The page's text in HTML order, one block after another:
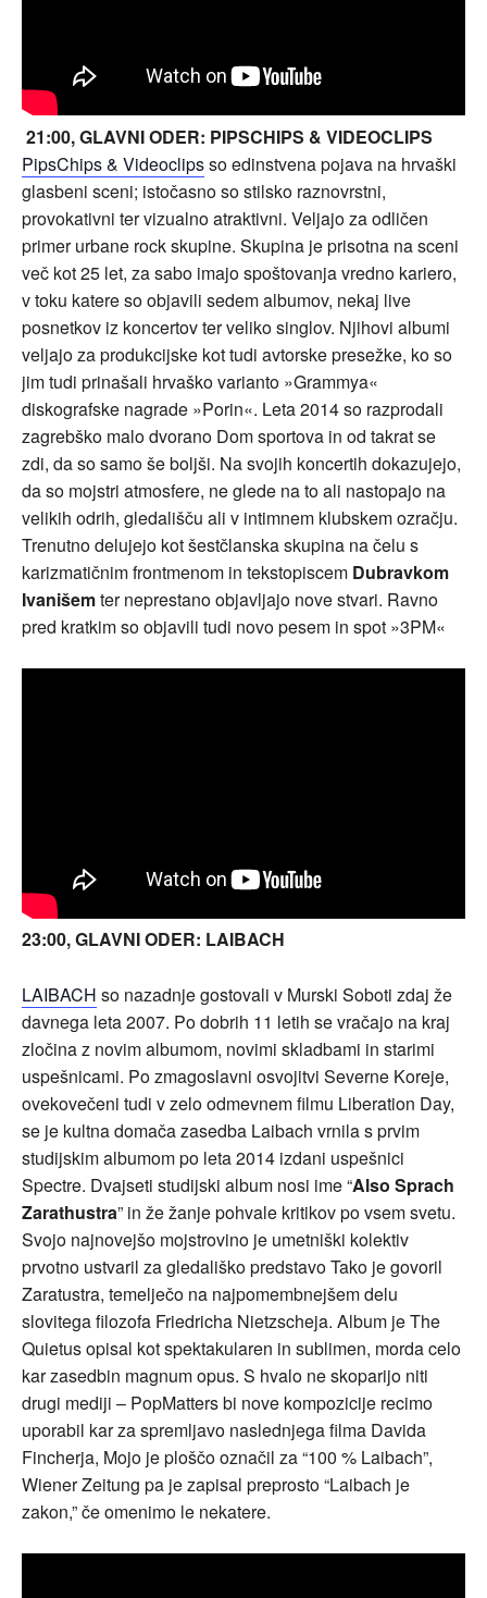
21:00, GLAVNI ODER: PIPSCHIPS & VIDEOCLIPS
PipsChips & Videoclipsso edinstvena pojava na hrvaški
glasbeni sceni; istočasno so stilsko raznovrstni,
provokativni ter vizualno atraktivni. Veljajo za odličen
primer urbane rock skupine. Skupina je prisotna na sceni
več kot 25 let, za sabo imajo spoštovanja vredno kariero,
v toku katere so objavili sedem albumov, nekaj live
posnetkov iz koncertov ter veliko singlov. Njihovi albumi
veljajo za produkcijske kot tudi avtorske presežke, ko so
jim tudi prinašali hrvaško varianto »Grammya«
diskografske nagrade »Porin«. Leta 2014 so razprodali
zagrebško malo dvorano Dom sportova in od takrat se
zdi, da so samo še boljši. Na svojih koncertih dokazujejo,
da so mojstri atmosfere, ne glede na to ali nastopajo na
velikih odrih, gledališču ali v intimnem klubskem ozračju.
Trenutno delujejo kot šestčlanska skupina na čelu s
karizmatičnim frontmenom in tekstopiscem Dubravkom
Ivanišemter neprestano objavljajo nove stvari. Ravno
pred kratkim so objavili tudi novo pesem in spot »3PM«
23:00, GLAVNI ODER: LAIBACH
LAIBACH so nazadnje gostovali v Murski Soboti zdaj že
davnega leta 2007. Po dobrih 11 letih se vračajo na kraj
zločina z novim albumom, novimi skladbami in starimi
uspešnicami. Po zmagoslavni osvojitvi Severne Koreje,
ovekovečeni tudi v zelo odmevnem filmu Liberation Day,
se je kultna domača zasedba Laibach vrnila s prvim
studijskim albumom po leta 2014 izdani uspešnici
Spectre. Dvajseti studijski album nosi ime “Also Sprach
Zarathustra” in že žanje pohvale kritikov po vsem svetu.
Svojo najnovejšo mojstrovino je umetniški kolektiv
prvotno ustvaril za gledališko predstavo Tako je govoril
Zaratustra, temelječo na najpomembnejšem delu
slovitega filozofa Friedricha Nietzscheja. Album je The
Quietus opisal kot spektakularen in sublimen, morda celo
kar zasedbin magnum opus. S hvalo ne skoparijo niti
drugi mediji – PopMatters bi nove kompozicije recimo
uporabil kar za spremljavo naslednjega filma Davida
Fincherja, Mojo je ploščo označil za “100 % Laibach”,
Wiener Zeitung pa je zapisal preprosto “Laibach je
zakon,” če omenimo le nekatere.